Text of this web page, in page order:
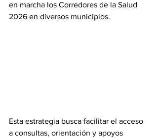
en marcha los Corredores de la Salud
2026 en diversos municipios.
Esta estrategia busca facilitar el acceso
a consultas, orientación y apoyos